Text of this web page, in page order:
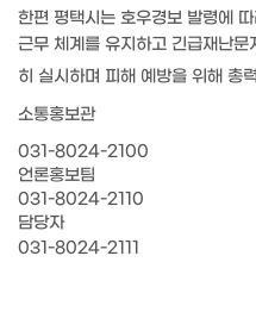
한편 평택시는 호우경보 발령에
근무 체계를 유지하고 긴급재난
히 실시하며 피해 예방을 위해 총
소통홍보관
031-8024-2100
언론홍보팀
031-8024-2110
담당자
031-8024-2111